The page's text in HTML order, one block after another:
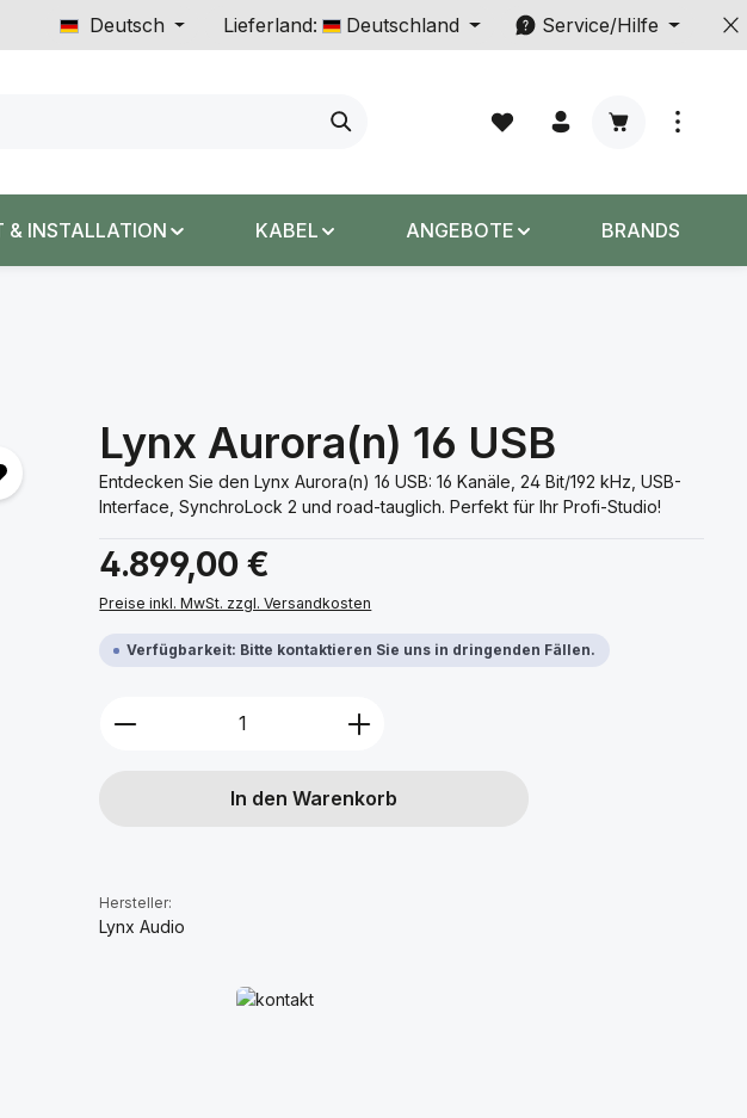
Deutsch Lieferland: Deutschland Service/Hilfe
Warenkorb
& INSTALLATION KABEL ANGEBOTE BRANDS
Lynx Aurora(n) 16 USB
Entdecken Sie den Lynx Aurora(n) 16 USB: 16 Kanäle, 24 Bit/192 kHz, USB-
Interface, SynchroLock 2 und road-tauglich. Perfekt für Ihr Profi-Studio!
Regulärer Preis:
4.899,00 €
Preise inkl. MwSt. zzgl. Versandkosten
Verfügbarkeit: Bitte kontaktieren Sie uns in dringenden Fällen.
Produkt Anzahl: Gib den gewünschten Wert
In den Warenkorb
Hersteller:
Lynx Audio
Mehr erfahren